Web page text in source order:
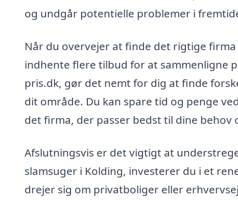
og undgår potentielle problemer i
Når du overvejer at finde det rigtige
indhente flere tilbud for at sammenligne
pris.dk, gør det nemt for dig at finde
dit område. Du kan spare tid og penge
det firma, der passer bedst til dine behov
Afslutningsvis er det vigtigt at
slamsuger i Kolding, investerer du i et
drejer sig om privatboliger eller